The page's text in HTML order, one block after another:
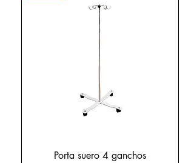
Porta suero 4 ganchos